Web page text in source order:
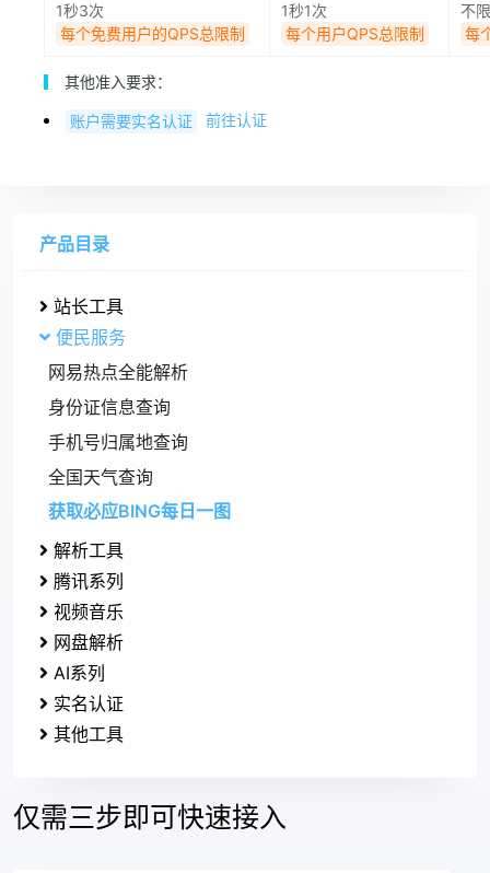
1秒3次
每个免费用户的QPS总限制
1秒1次
每个用户QPS总限制
不限
每
其他准入要求：
账户需要实名认证 前往认证
产品目录
站长工具
便民服务
网易热点全能解析
身份证信息查询
手机号归属地查询
全国天气查询
获取必应BING每日一图
解析工具
腾讯系列
视频音乐
网盘解析
AI系列
实名认证
其他工具
仅需三步即可快速接入